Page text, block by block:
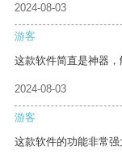
2024-08-03
游客
这款软件简直是神器，
2024-08-03
游客
这款软件的功能非常强